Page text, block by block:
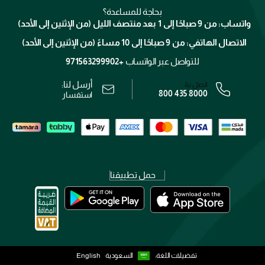
الإرجاع
برنامج الولاء ميوز
الوظائف
الشروط و الأحكام
رقم السجل التجاري: 7013320481 — صادر من وزارة التجارة
بحاجة للمساعدة؟
واتساب: من 9 صباحًا إلى 1 بعد منتصف الليل (من الإثنين إلى الأحد)
الاتصال الهاتفي: من 9 صباحًا إلى 10 مساءً (من الإثنين إلى الأحد)
للتواصل عبر الواتساب +971563299902
اتصل بنا:
800 435 8000
أرسل لنا:
استفسار
حمل تطبيقنا
تفضيلات اللغة: السعودية English